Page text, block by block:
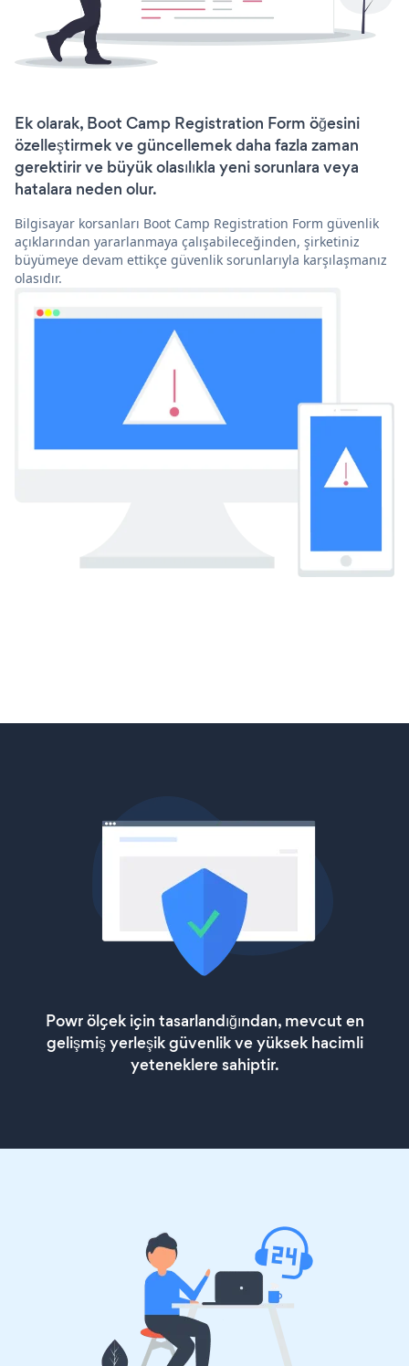
Ek olarak, Boot Camp Registration Form öğesini
özelleştirmek ve güncellemek daha fazla zaman
gerektirir ve büyük olasılıkla yeni sorunlara veya
hatalara neden olur.
Bilgisayar korsanları Boot Camp Registration Form güvenlik
açıklarından yararlanmaya çalışabileceğinden, şirketiniz
büyümeye devam ettikçe güvenlik sorunlarıyla karşılaşmanız
olasıdır.
Powr ölçek için tasarlandığından, mevcut en
gelişmiş yerleşik güvenlik ve yüksek hacimli
yeteneklere sahiptir.